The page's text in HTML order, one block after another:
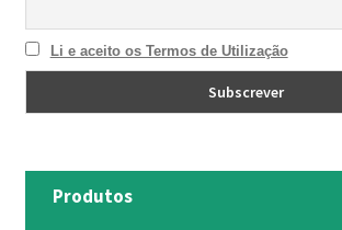
Li e aceito os Termos de Utilização
Produtos